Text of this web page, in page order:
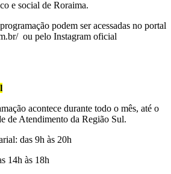
e social de Roraima.
podem ser acessadas no portal
ou pelo Instagram oficial
acontece durante todo o mês, até o
de Atendimento da Região Sul.
das 9h às 20h
14h às 18h